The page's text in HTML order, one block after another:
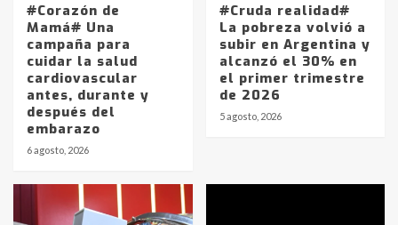
#Corazón de
Mamá# Una
campaña para
cuidar la salud
cardiovascular
antes, durante y
después del
embarazo
6 agosto, 2026
#Cruda realidad#
La pobreza volvió a
subir en Argentina y
alcanzó el 30% en
el primer trimestre
de 2026
5 agosto, 2026